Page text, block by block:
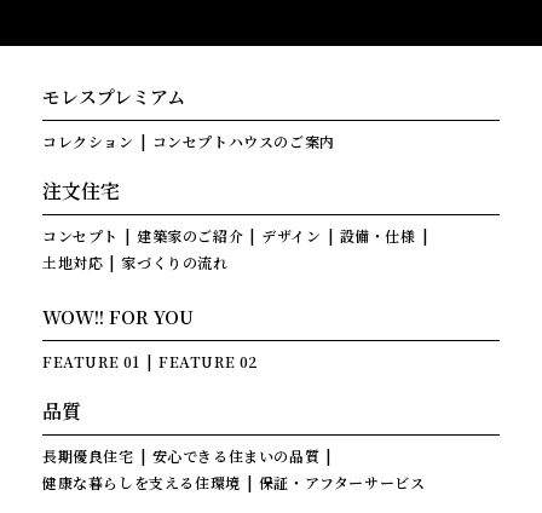
モレスプレミアム
コレクション コンセプトハウスのご案内
注文住宅
コンセプト 建築家のご紹介 デザイン
設備・仕様
土地対応
家づくりの流れ
WOW!! FOR YOU
FEATURE 01 FEATURE 02
品質
長期優良住宅
安心できる住まいの品質
健康な暮らしを支える住環境
保証・アフターサービス